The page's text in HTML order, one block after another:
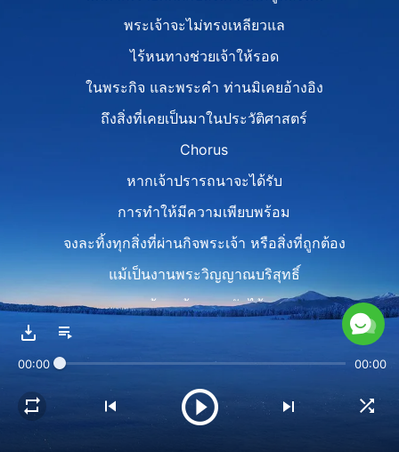
พระเจ้าจะไม่ทรงเหลียวแล
ไร้หนทางช่วยเจ้าให้รอด
ในพระกิจ และพระคำ ท่านมิเคยอ้างอิง
ถึงสิ่งที่เคยเป็นมาในประวัติศาสตร์
Chorus
หากเจ้าปรารถนาจะได้รับ
การทำให้มีความเพียบพร้อม
จงละทิ้งทุกสิ่งที่ผ่านกิจพระเจ้า หรือสิ่งที่ถูกต้อง
แม้เป็นงานพระวิญญาณบริสุทธิ์
เจ้าจะต้องวางมันไว้
Verse 2
พระเจ้าใหม่เสมอ ไม่มีวันเก่า
ไม่ทรงยึดติดกับคำพูดเก่าหรือทำตามกฎใด ๆ
00:00 00:00